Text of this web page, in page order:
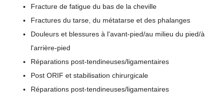
Fracture de fatigue du bas de la cheville
Fractures du tarse, du métatarse et des phalanges
Douleurs et blessures à l'avant-pied/au milieu du pied/à
l'arrière-pied
Réparations post-tendineuses/ligamentaires
Post ORIF et stabilisation chirurgicale
Réparations post-tendineuses/ligamentaires